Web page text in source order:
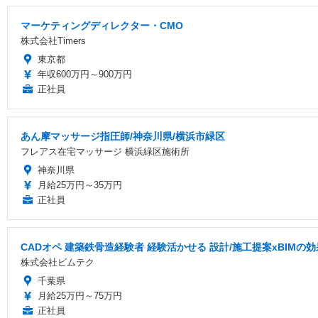
マーケティングディレクター・CMO
株式会社Timers
東京都
年収600万円～900万円
正社員
あん摩マッサージ指圧師/神奈川県/横浜市緑区
フレアス在宅マッサージ 横浜緑区施術所
神奈川県
月給25万円～35万円
正社員
CADオペ 建築鉄骨造経験者 経験活かせる 設計/施工提案xBIMの効
株式会社ビムテク
千葉県
月給25万円～75万円
正社員